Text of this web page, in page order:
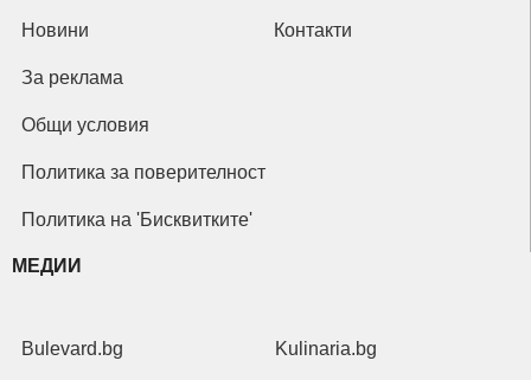
Новини Контакти
За реклама
Общи условия
Политика за поверителност
Политика на 'Бисквитките'
МЕДИИ
Bulevard.bg Kulinaria.bg